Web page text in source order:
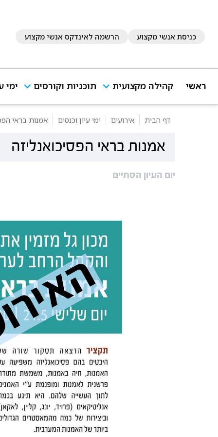
כניסת אנשי מקצוע הרשמה לאינדקס אנשי מקצוע
ראשי קהילה מקצועית תוכניות וקורסים ימי
דף הבית אירועים ימי עיון וכנסים אמנות בראי
אמנות בראי הפסיכואנליזה
יום העיון הסתיים